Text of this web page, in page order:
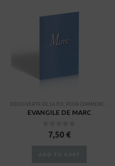
DECOUVERTE DE LA FOI , POUR COMMENCER
EVANGILE DE MARC
sur 5
7,50 €